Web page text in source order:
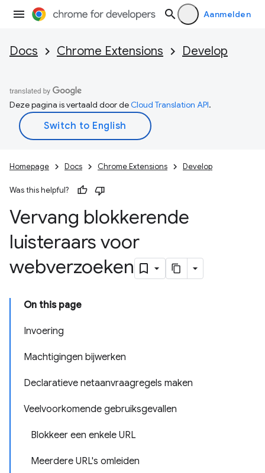
Aanmelden
Docs Chrome Extensions Develop
Deze pagina is vertaald door deCloud Translation API.
Homepage Docs Chrome Extensions Develop
Was this helpful?
Vervang blokkerende
luisteraars voor
webverzoeken
On this page
Invoering
Machtigingen bijwerken
Declaratieve netaanvraagregels maken
Veelvoorkomende gebruiksgevallen
Blokkeer een enkele URL
Meerdere URL's omleiden